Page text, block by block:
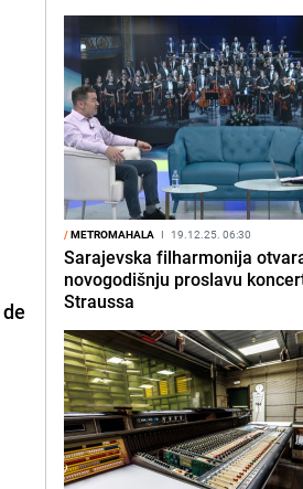
/METROMAHALA I 19.12.25. 06:30
Sarajevska filharmonija
novogodišnju proslavu
Straussa